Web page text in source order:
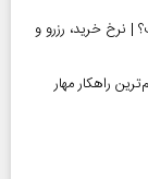
در سال ۱۴۰۵ چقدر است؟ | نرخ خرید، رزرو و
راهکار مهار